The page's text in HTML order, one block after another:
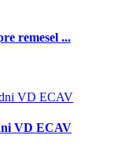
remesel ...
VD ECAV